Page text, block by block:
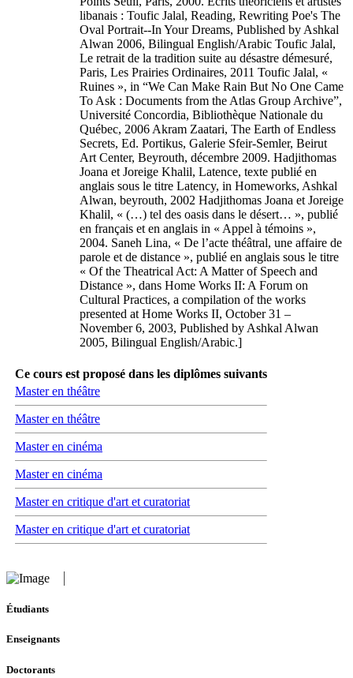
libanais : Toufic Jalal, Reading, Rewriting Poe's The
Oval Portrait--In Your Dreams, Published by Ashkal
Alwan 2006, Bilingual English/Arabic Toufic Jalal,
Le retrait de la tradition suite au désastre démesuré,
Paris, Les Prairies Ordinaires, 2011 Toufic Jalal, «
Ruines », in “We Can Make Rain But No One Came
To Ask : Documents from the Atlas Group Archive”,
Université Concordia, Bibliothèque Nationale du
Québec, 2006 Akram Zaatari, The Earth of Endless
Secrets, Ed. Portikus, Galerie Sfeir-Semler, Beirut
Art Center, Beyrouth, décembre 2009. Hadjithomas
Joana et Joreige Khalil, Latence, texte publié en
anglais sous le titre Latency, in Homeworks, Ashkal
Alwan, beyrouth, 2002 Hadjithomas Joana et Joreige
Khalil, « (…) tel des oasis dans le désert… », publié
en français et en anglais in « Appel à témoins »,
2004. Saneh Lina, « De l’acte théâtral, une affaire de
parole et de distance », publié en anglais sous le titre
« Of the Theatrical Act: A Matter of Speech and
Distance », dans Home Works II: A Forum on
Cultural Practices, a compilation of the works
presented at Home Works II, October 31 –
November 6, 2003, Published by Ashkal Alwan
2005, Bilingual English/Arabic.]
Ce cours est proposé dans les diplômes suivants
Master en théâtre
Master en théâtre
Master en cinéma
Master en cinéma
Master en critique d'art et curatoriat
Master en critique d'art et curatoriat
Étudiants
Enseignants
Doctorants